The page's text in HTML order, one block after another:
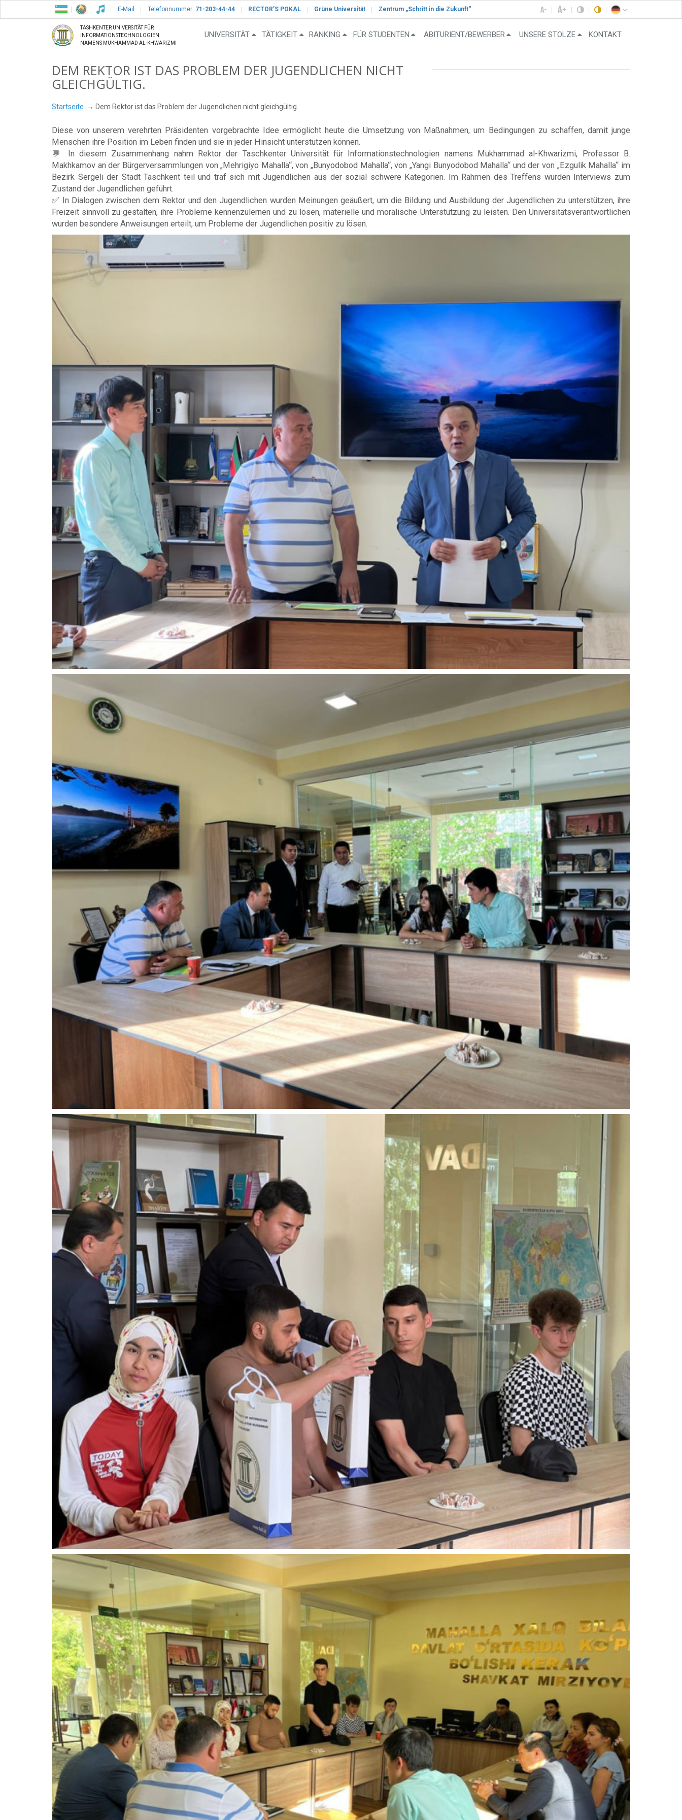
E-Mail Telefonnummer: 71-203-44-44 RECTOR’S POKAL Grüne Universität Zentrum „Schritt in die Zukunft“
TASHKENTER UNIVERSITÄT FÜR
INFORMATIONSTECHNOLOGIEN
NAMENS MUKHAMMAD AL-KHWARIZMI
UNIVERSITÄT TÄTIGKEIT RANKING FÜR STUDENTEN ABITURIENT/BEWERBER UNSERE STOLZE KONTAKT
DEM REKTOR IST DAS PROBLEM DER JUGENDLICHEN NICHT
GLEICHGÜLTIG.
Startseite Dem Rektor ist das Problem der Jugendlichen nicht gleichgültig.
Diese von unserem verehrten Präsidenten vorgebrachte Idee ermöglicht heute die Umsetzung von Maßnahmen, um Bedingungen zu schaffen, damit junge
Menschen ihre Position im Leben finden und sie in jeder Hinsicht unterstützen können.
💬 In diesem Zusammenhang nahm Rektor der Taschkenter Universität für Informationstechnologien namens Mukhammad al-Khwarizmi, Professor B.
Makhkamov an der Bürgerversammlungen von „Mehrigiyo Mahalla“, von „Bunyodobod Mahalla“, von „Yangi Bunyodobod Mahalla“ und der von „Ezgulik Mahalla“ im
Bezirk Sergeli der Stadt Taschkent teil und traf sich mit Jugendlichen aus der sozial schwere Kategorien. Im Rahmen des Treffens wurden Interviews zum
Zustand der Jugendlichen geführt.
✅ In Dialogen zwischen dem Rektor und den Jugendlichen wurden Meinungen geäußert, um die Bildung und Ausbildung der Jugendlichen zu unterstützen, ihre
Freizeit sinnvoll zu gestalten, ihre Probleme kennenzulernen und zu lösen, materielle und moralische Unterstützung zu leisten. Den Universitätsverantwortlichen
wurden besondere Anweisungen erteilt, um Probleme der Jugendlichen positiv zu lösen.